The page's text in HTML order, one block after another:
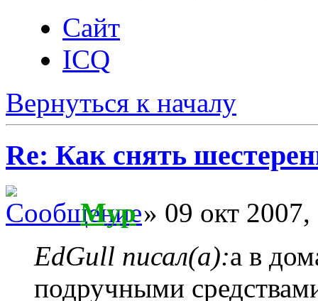
Сайт
ICQ
Вернуться к началу
Re: Как снять
Myp» 09 окт 2007,
EdGull писал(а):а в
подручными